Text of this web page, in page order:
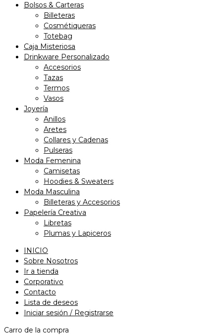
Bolsos & Carteras
Billeteras
Cosmétiqueras
Totebag
Caja Misteriosa
Drinkware Personalizado
Accesorios
Tazas
Termos
Vasos
Joyería
Anillos
Aretes
Collares y Cadenas
Pulseras
Moda Femenina
Camisetas
Hoodies & Sweaters
Moda Masculina
Billeteras y Accesorios
Papelería Creativa
Libretas
Plumas y Lapiceros
INICIO
Sobre Nosotros
Ir a tienda
Corporativo
Contacto
Lista de deseos
Iniciar sesión / Registrarse
Carro de la compra